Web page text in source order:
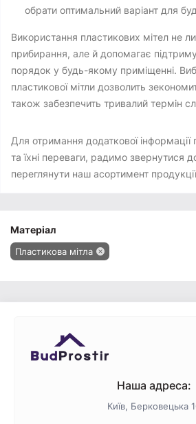
обрати оптимальний варіант для
Використання пластикових мітел не
прибирання, але й допомагає
порядок у будь-якому приміщенні.
пластикової мітли дозволить
також забезпечить тривалий термін
Для отримання додаткової інформації
та їхні переваги, радимо звернутися
переглянути наш асортимент продукції
Матеріал
Пластикова мітла
Наша адреса:
Київ, Берковецька